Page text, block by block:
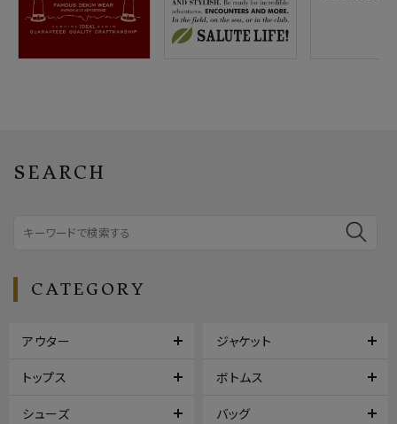
SEARCH
CATEGORY
アウター ジャケット
トップス ボトムス
シューズ バッグ